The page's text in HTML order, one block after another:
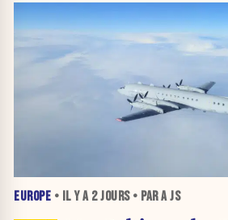
EUROPE • IL Y A 2 JOURS• PAR A JS